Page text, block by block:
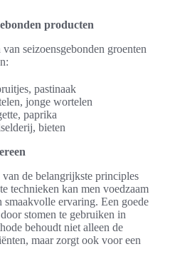
producten
seizoensgebonden groenten
pastinaak
jonge wortelen
paprika
bieten
van de belangrijkste principles
technieken kan men voedzaam
smaakvolle ervaring. Een goede
stomen te gebruiken in
behoudt niet alleen de
maar zorgt ook voor een